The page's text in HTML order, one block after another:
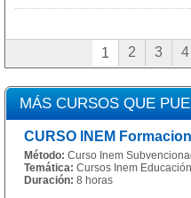
1 2 3 4
MÁS CURSOS QUE
CURSO INEM
Método: Curso Inem
Temática: Cursos Inem Educación
Duración: 8 horas